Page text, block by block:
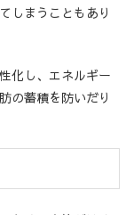
しまうこともあり
化し、エネルギー
の蓄積を防いだり